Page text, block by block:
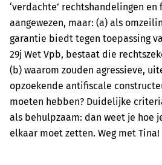
‘verdachte’ rechtshandelingen
aangewezen, maar: (a) als
garantie biedt tegen toepassing
29j Wet Vpb, bestaat die
(b) waarom zouden agressieve,
opzoekende antifiscale
moeten hebben? Duidelijke
als behulpzaam: dan weet je hoe
elkaar moet zetten. Weg met Tina!